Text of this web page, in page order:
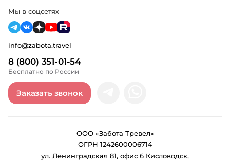
8 (800) 351-01-54
Бесплатно по России
info@zabota.travel
Заказать звонок
Мы в соцсетях
ООО «Забота Тревел»
ОГРН 1242600006714
ул. Ленинградская 81, офис 6 Кисловодск,